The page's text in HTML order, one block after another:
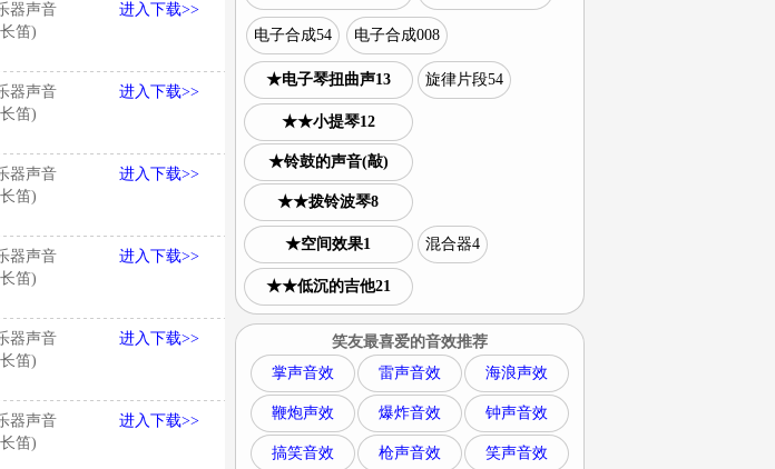
器声音
笛)
进入下载>>
器声音
笛)
进入下载>>
器声音
笛)
进入下载>>
器声音
笛)
进入下载>>
器声音
笛)
进入下载>>
器声音
笛)
进入下载>>
电子合成54 电子合成008
★电子琴扭曲声13 旋律片段54
★★小提琴12
★铃鼓的声音(敲)
★★拨铃波琴8
★空间效果1 混合器4
★★低沉的吉他21
笑友最喜爱的音效推荐
掌声音效
雷声音效 海浪声效
鞭炮声效 爆炸音效 钟声音效
搞笑音效 枪声音效 笑声音效